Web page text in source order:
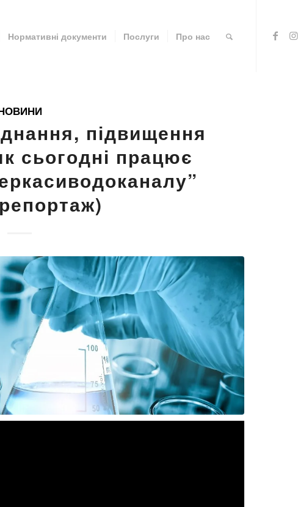
Нормативні документи Послуги Про нас
підвищення
сьогодні працює